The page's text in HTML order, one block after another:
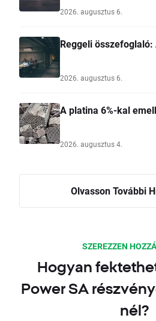
2026. augusztus 6.
Reggeli
2026. augusztus 6.
A platina 6%-kal
2026. augusztus 4.
Olvasson További
SZEREZZEN
Hogyan
Power SA
nél?